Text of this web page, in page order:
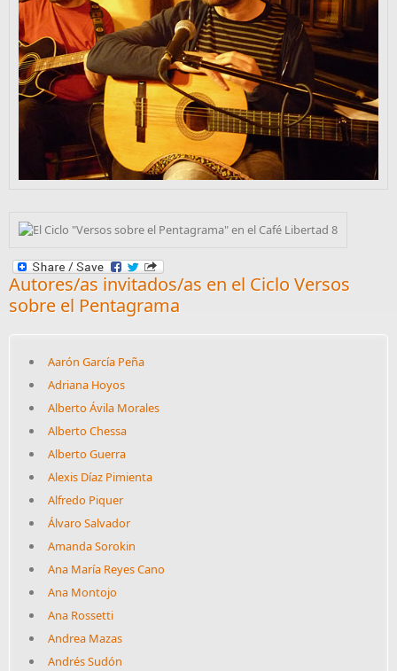
Autores/as invitados/as en el Ciclo Versos
sobre el Pentagrama
Aarón García Peña
Adriana Hoyos
Alberto Ávila Morales
Alberto Chessa
Alberto Guerra
Alexis Díaz Pimienta
Alfredo Piquer
Álvaro Salvador
Amanda Sorokin
Ana María Reyes Cano
Ana Montojo
Ana Rossetti
Andrea Mazas
Andrés Sudón